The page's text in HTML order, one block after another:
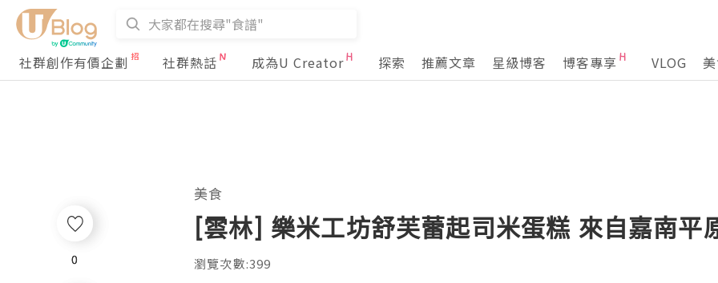
社群創作有價企劃
社群熱話 成為U Creator 探索 推薦文章 星級博客 博客專享 VLOG
0
美食
[雲林] 樂米工坊舒芙蕾起司米蛋糕 來自嘉南平
瀏覽次數:399
0